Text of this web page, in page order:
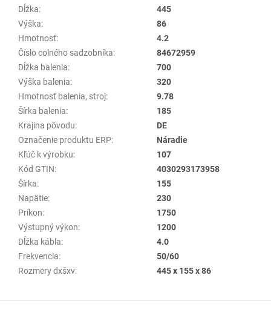
Dĺžka:
445
Výška:
86
Hmotnosť:
4.2
Číslo colného sadzobníka:
84672959
Dĺžka balenia:
700
Výška balenia:
320
Hmotnosť balenia, stroj:
9.78
Šírka balenia:
185
Krajina pôvodu:
DE
Označenie produktu ERP:
Náradie
Kľúč k výrobku:
107
Kód GTIN:
4030293173958
Šírka:
155
Napätie:
230
Príkon:
1750
Výstupný výkon:
1200
Dĺžka kábla:
4.0
Frekvencia:
50/60
Rozmery dxšxv: 445 x 155 x 86